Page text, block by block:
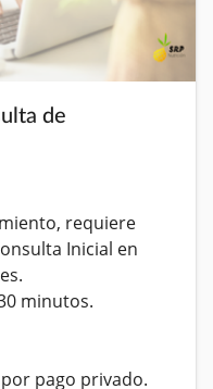
de
requiere
Inicial en
minutos.
pago privado.